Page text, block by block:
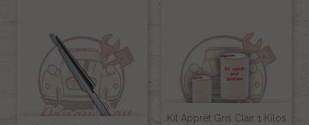
Kit Appret Gris Clair 1 Kilos